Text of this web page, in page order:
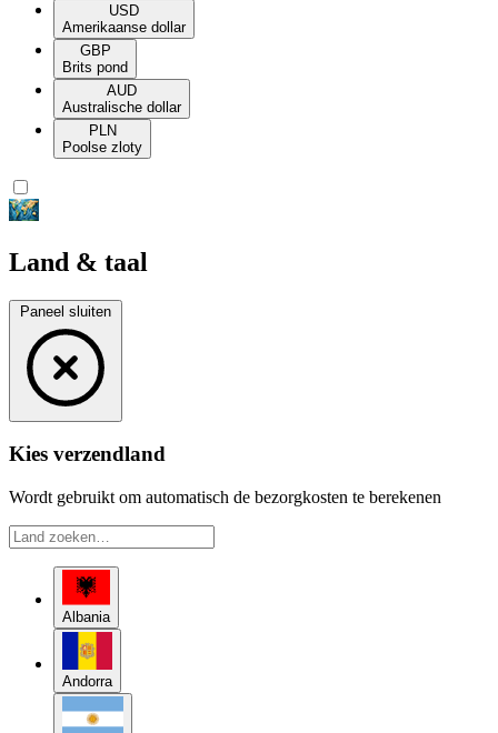
USD
Amerikaanse dollar
GBP
Brits pond
AUD
Australische dollar
PLN
Poolse zloty
Land & taal
Paneel sluiten
Kies verzendland
Wordt gebruikt om automatisch de bezorgkosten te berekenen
Albania
Andorra